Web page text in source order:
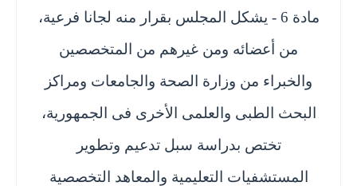
مادة 6 - يشكل المجلس بقرار منه لجانا فرعية،
من أعضائه ومن غيرهم من المتخصصين
والخبراء من وزارة الصحة والجامعات ومراكز
البحث الطبى والعلمى الأخرى فى الجمهورية،
تختص بدراسة سبل تدعيم وتطوير
المستشفيات التعليمية والمعاهد التخصصية